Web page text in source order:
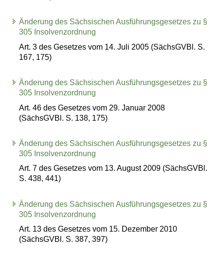
Änderung des Sächsischen Ausführungsgesetzes zu §
305 Insolvenzordnung
Art. 3 des Gesetzes vom 14. Juli 2005 (SächsGVBl. S.
167, 175)
Änderung des Sächsischen Ausführungsgesetzes zu §
305 Insolvenzordnung
Art. 46 des Gesetzes vom 29. Januar 2008
(SächsGVBl. S. 138, 175)
Änderung des Sächsischen Ausführungsgesetzes zu §
305 Insolvenzordnung
Art. 7 des Gesetzes vom 13. August 2009 (SächsGVBl.
S. 438, 441)
Änderung des Sächsischen Ausführungsgesetzes zu §
305 Insolvenzordnung
Art. 13 des Gesetzes vom 15. Dezember 2010
(SächsGVBl. S. 387, 397)